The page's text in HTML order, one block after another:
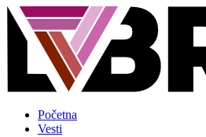
Početna
Vesti